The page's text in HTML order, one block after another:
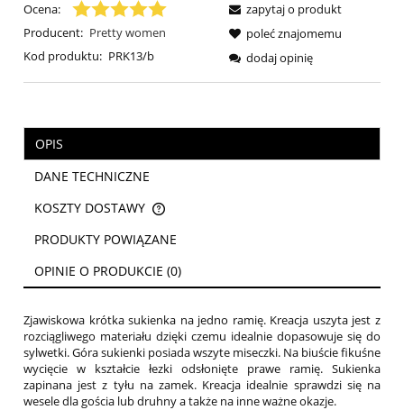
Ocena:
Producent: Pretty women
Kod produktu: PRK13/b
zapytaj o produkt
poleć znajomemu
dodaj opinię
OPIS
DANE TECHNICZNE
KOSZTY DOSTAWY
CENA NIE ZAWIERA EWENTUALNYCH KOSZTÓW PŁATNOŚCI
PRODUKTY POWIĄZANE
OPINIE O PRODUKCIE (0)
Zjawiskowa krótka sukienka na jedno ramię. Kreacja uszyta jest z
rozciągliwego materiału dzięki czemu idealnie dopasowuje się do
sylwetki. Góra sukienki posiada wszyte miseczki. Na biuście fikuśne
wycięcie w kształcie łezki odsłonięte prawe ramię. Sukienka
zapinana jest z tyłu na zamek. Kreacja idealnie sprawdzi się na
wesele dla gościa lub druhny a także na inne ważne okazje.